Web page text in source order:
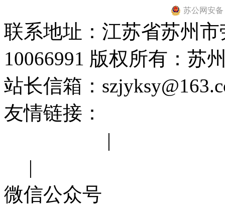
苏公网安备
联系地址：江苏省苏州
10066991 版权所有：苏
站长信箱：
友情链接：
|
|
微信公众号